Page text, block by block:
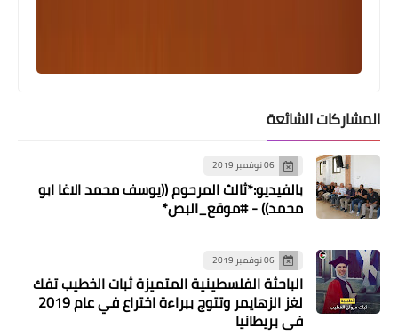
المشاركات الشائعة
06 نوفمبر 2019
بالفيديو:*ثالث المرحوم ((يوسف محمد الاغا ابو
محمد)) - #موقع_البص*
06 نوفمبر 2019
الباحثة الفلسطينية المتميزة ثبات الخطيب تفك
لغز الزهايمر وتتوج ببراءة اختراع في عام 2019
في بريطانيا